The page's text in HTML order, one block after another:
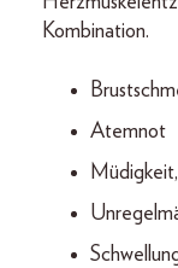
Kombination.
Atemnot